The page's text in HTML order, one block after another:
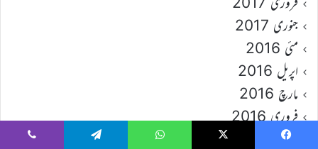
جنوری 2017
مئی 2016
اپریل 2016
مارچ 2016
فروری 2016
جنوری 2016